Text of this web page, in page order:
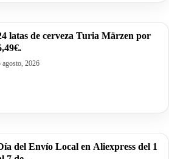
latas de cerveza Turia Märzen por
agosto, 2026
del Envío Local en Aliexpress del 1